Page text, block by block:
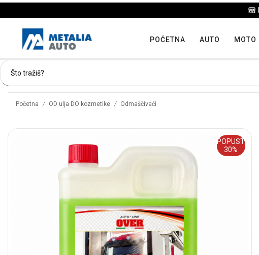
POČETNA AUTO MOTO
Početna / OD ulja DO kozmetike / Odmaščivaći
POPUST
30%